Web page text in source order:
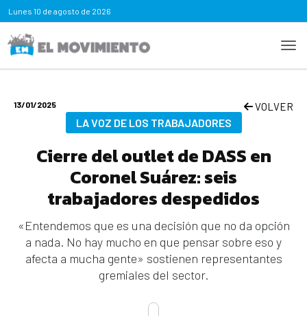
Lunes 10 de agosto de 2026
13/01/2025 VOLVER
LA VOZ DE LOS TRABAJADORES
Cierre del outlet de DASS en
Coronel Suárez: seis
trabajadores despedidos
«Entendemos que es una decisión que no da opción
a nada. No hay mucho en que pensar sobre eso y
afecta a mucha gente» sostienen representantes
gremiales del sector.